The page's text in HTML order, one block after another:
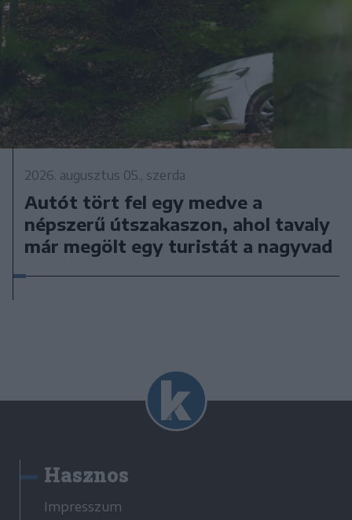
2026. augusztus 05., szerda
Autót tört fel egy medve a
népszerű útszakaszon, ahol tavaly
már megölt egy turistát a nagyvad
Hasznos
Impresszum